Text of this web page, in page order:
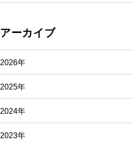
アーカイブ
2026年
2025年
2024年
2023年